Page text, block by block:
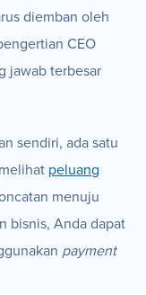
diemban oleh
CEO
jawab terbesar
sendiri, ada satu
peluang
menuju
bisnis, Anda dapat
payment